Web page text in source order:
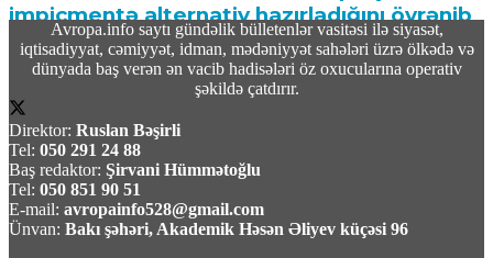
impiçmentə alternativ hazırladığını öyrənib
09 Avqust 2026 / 10:19
TASS: Ukrayna Silahlı Qüvvələri üçün yerüstü
robot sistemləri Xarkov universitetində
Avropa.info saytı gündəlik bülletenlər vasitəsi ilə siyasət,
iqtisadiyyat, cəmiyyət, idman, mədəniyyət sahələri üzrə ölkədə və
dünyada baş verən ən vacib hadisələri öz oxucularına operativ
şəkildə çatdırır.
Direktor: Ruslan Bəşirli
Tel: 050 291 24 88
Baş redaktor: Şirvani Hümmətoğlu
Tel: 050 851 90 51
E-mail: avropainfo528@gmail.com
Ünvan: Bakı şəhəri, Akademik Həsən Əliyev küçəsi 96